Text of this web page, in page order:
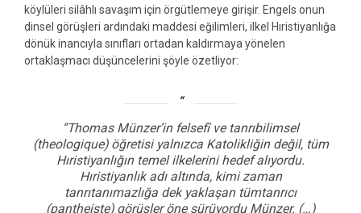
köylüleri silâhlı savaşım için örgütlemeye girişir. Engels onun
dinsel görüşleri ardındaki maddesi eğilimleri, ilkel Hıristiyanlığa
dönük inancıyla sınıfları ortadan kaldırmaya yönelen
ortaklaşmacı düşüncelerini şöyle özetliyor:
“Thomas Münzer’in felsefî ve tanrıbilimsel
(theologique) öğretisi yalnızca Katolikliğin değil, tüm
Hıristiyanlığın temel ilkelerini hedef alıyordu.
Hıristiyanlık adı altında, kimi zaman
tanrıtanımazlığa dek yaklaşan tümtanrıcı
(pantheiste) görüşler öne sürüyordu Münzer. (…)